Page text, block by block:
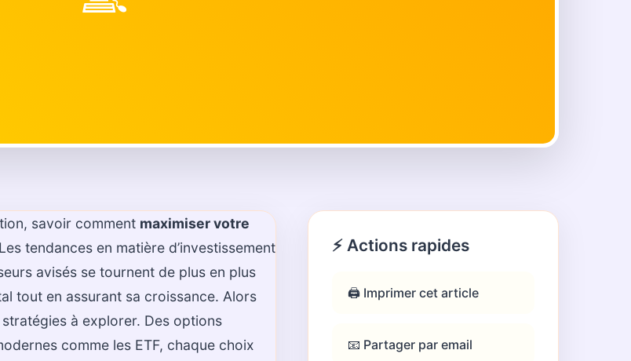
savoir comment maximiser votre
tendances en matière d’investissement
avisés se tournent de plus en plus
tout en assurant sa croissance. Alors
à explorer. Des options
comme les ETF, chaque choix
⚡ Actions rapides
🖨️ Imprimer cet article
📧 Partager par email